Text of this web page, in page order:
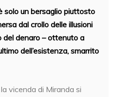
solo un bersaglio piuttosto
dal crollo delle illusioni
denaro – ottenuto a
dell’esistenza, smarrito
vicenda di Miranda si